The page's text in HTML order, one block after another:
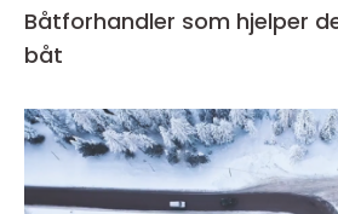
Båtforhandler som hjelper
båt